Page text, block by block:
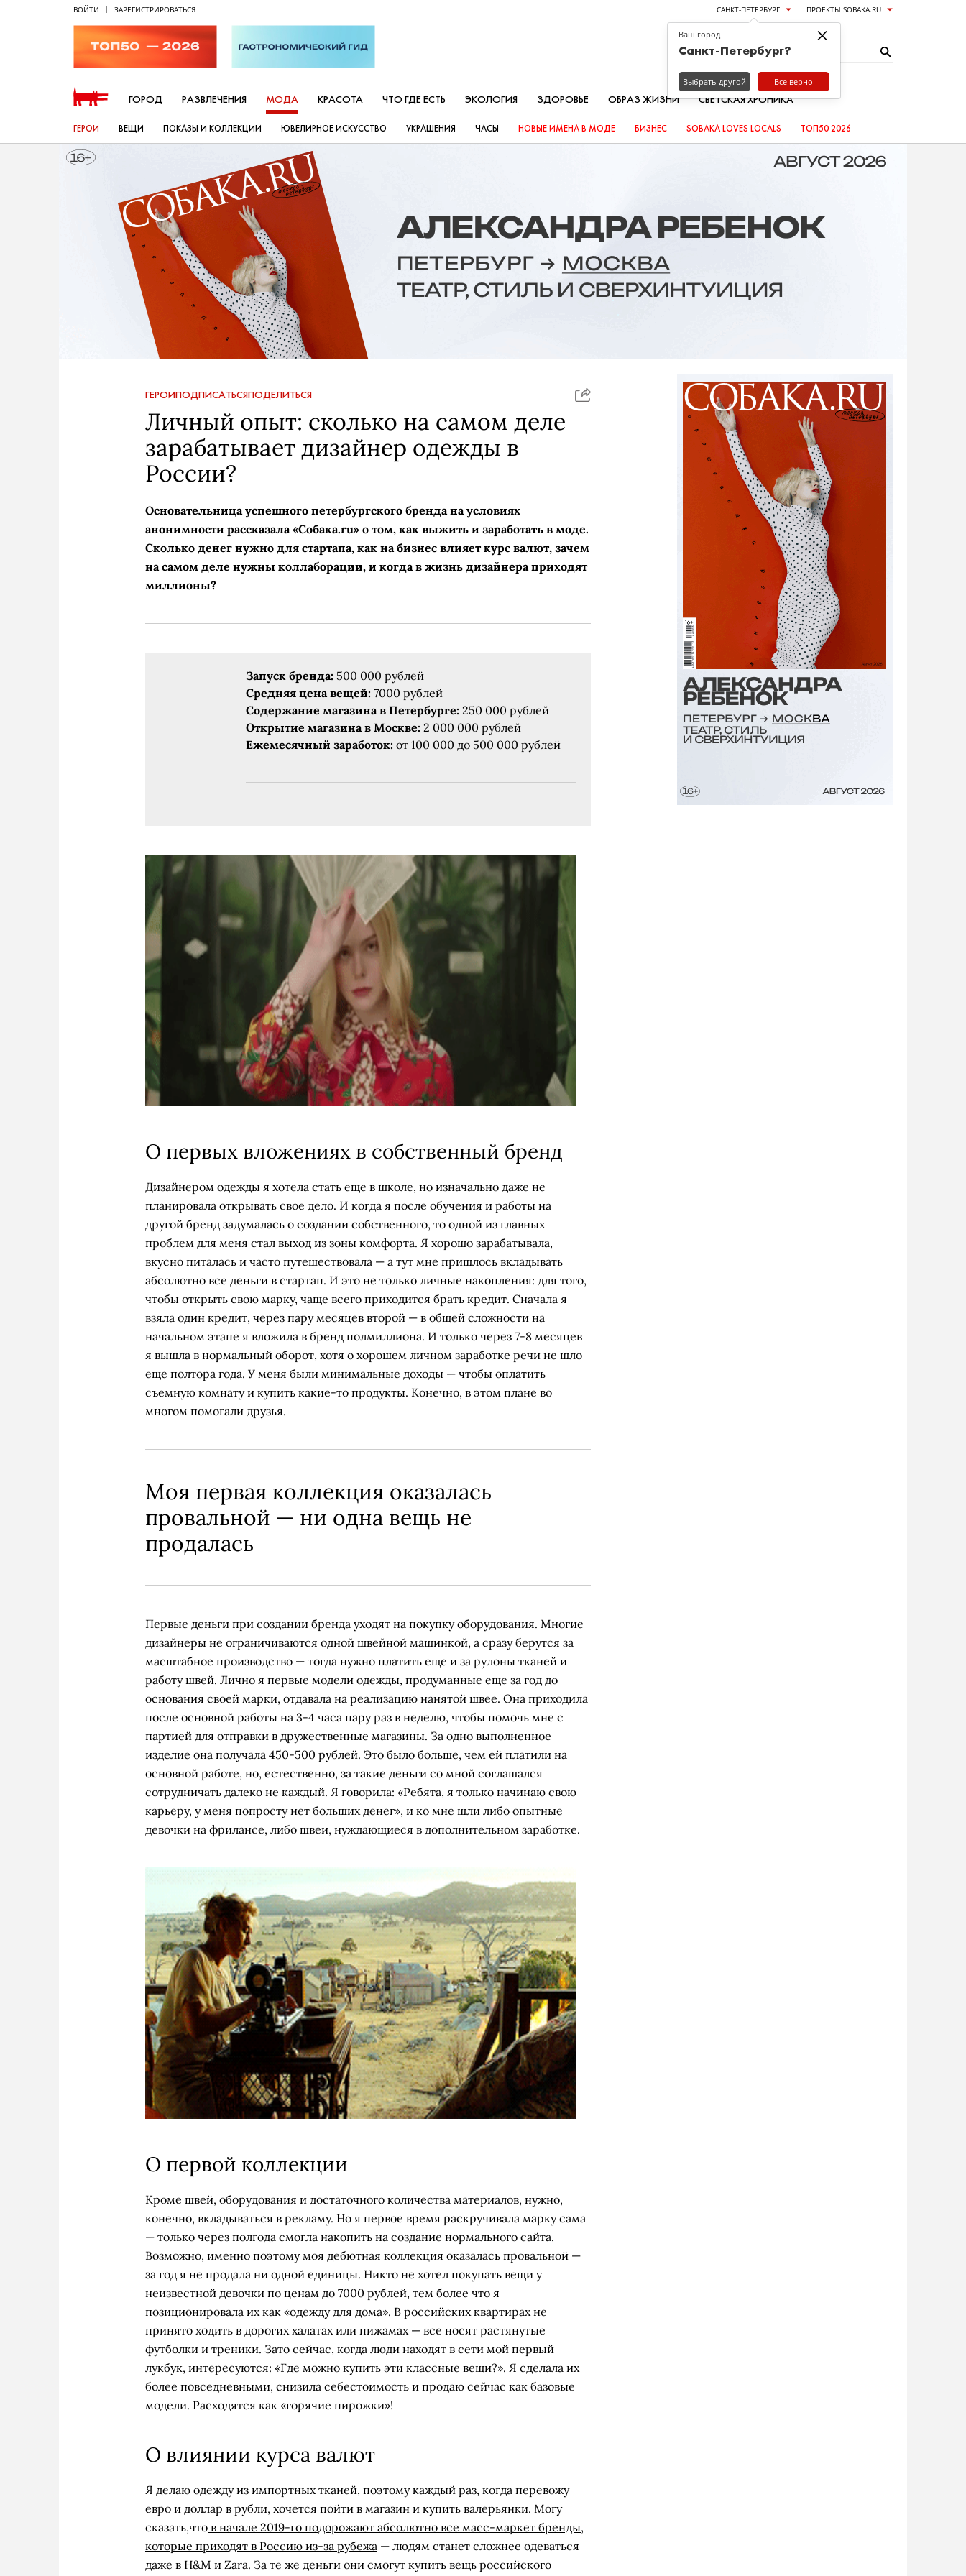
ВОЙТИ ЗАРЕГИСТРИРОВАТЬСЯ САНКТ-ПЕТЕРБУРГ ПРОЕКТЫ SOBAKA.RU
ГОРОД РАЗВЛЕЧЕНИЯ МОДА КРАСОТА ЧТО ГДЕ ЕСТЬ ЭКОЛОГИЯ ЗДОРОВЬЕ ОБРАЗ ЖИЗНИ СВЕТСКАЯ ХРОНИКА
ГЕРОИ ВЕЩИ ПОКАЗЫ И КОЛЛЕКЦИИ ЮВЕЛИРНОЕ ИСКУССТВО УКРАШЕНИЯ ЧАСЫ НОВЫЕ ИМЕНА В МОДЕ БИЗНЕС SOBAKA LOVES LOCALS ТОП50 2026
ГЕРОИПОДПИСАТЬСЯПОДЕЛИТЬСЯ
Личный опыт: сколько на самом деле
зарабатывает дизайнер одежды в
России?
Основательница успешного петербургского бренда на условиях
анонимности рассказала «Собака.ru» о том, как выжить и заработать в моде.
Сколько денег нужно для стартапа, как на бизнес влияет курс валют, зачем
на самом деле нужны коллаборации, и когда в жизнь дизайнера приходят
миллионы?
Запуск бренда: 500 000 рублей
Средняя цена вещей: 7000 рублей
Содержание магазина в Петербурге: 250 000 рублей
Открытие магазина в Москве: 2 000 000 рублей
Ежемесячный заработок: от 100 000 до 500 000 рублей
О первых вложениях в собственный бренд
Дизайнером одежды я хотела стать еще в школе, но изначально даже не
планировала открывать свое дело. И когда я после обучения и работы на
другой бренд задумалась о создании собственного, то одной из главных
проблем для меня стал выход из зоны комфорта. Я хорошо зарабатывала,
вкусно питалась и часто путешествовала — а тут мне пришлось вкладывать
абсолютно все деньги в стартап. И это не только личные накопления: для того,
чтобы открыть свою марку, чаще всего приходится брать кредит. Сначала я
взяла один кредит, через пару месяцев второй — в общей сложности на
начальном этапе я вложила в бренд полмиллиона. И только через 7-8 месяцев
я вышла в нормальный оборот, хотя о хорошем личном заработке речи не шло
еще полтора года. У меня были минимальные доходы — чтобы оплатить
съемную комнату и купить какие-то продукты. Конечно, в этом плане во
многом помогали друзья.
Моя первая коллекция оказалась
провальной — ни одна вещь не
продалась
Первые деньги при создании бренда уходят на покупку оборудования. Многие
дизайнеры не ограничиваются одной швейной машинкой, а сразу берутся за
масштабное производство — тогда нужно платить еще и за рулоны тканей и
работу швей. Лично я первые модели одежды, продуманные еще за год до
основания своей марки, отдавала на реализацию нанятой швее. Она приходила
после основной работы на 3-4 часа пару раз в неделю, чтобы помочь мне с
партией для отправки в дружественные магазины. За одно выполненное
изделие она получала 450-500 рублей. Это было больше, чем ей платили на
основной работе, но, естественно, за такие деньги со мной соглашался
сотрудничать далеко не каждый. Я говорила: «Ребята, я только начинаю свою
карьеру, у меня попросту нет больших денег», и ко мне шли либо опытные
девочки на фрилансе, либо швеи, нуждающиеся в дополнительном заработке.
О первой коллекции
Кроме швей, оборудования и достаточного количества материалов, нужно,
конечно, вкладываться в рекламу. Но я первое время раскручивала марку сама
— только через полгода смогла накопить на создание нормального сайта.
Возможно, именно поэтому моя дебютная коллекция оказалась провальной —
за год я не продала ни одной единицы. Никто не хотел покупать вещи у
неизвестной девочки по ценам до 7000 рублей, тем более что я
позиционировала их как «одежду для дома». В российских квартирах не
принято ходить в дорогих халатах или пижамах — все носят растянутые
футболки и треники. Зато сейчас, когда люди находят в сети мой первый
лукбук, интересуются: «Где можно купить эти классные вещи?». Я сделала их
более повседневными, снизила себестоимость и продаю сейчас как базовые
модели. Расходятся как «горячие пирожки»!
О влиянии курса валют
Я делаю одежду из импортных тканей, поэтому каждый раз, когда перевожу
евро и доллар в рубли, хочется пойти в магазин и купить валерьянки. Могу
сказать,что в начале 2019-го подорожают абсолютно все масс-маркет бренды,
которые приходят в Россию из-за рубежа — людям станет сложнее одеваться
даже в H&M и Zara. За те же деньги они смогут купить вещь российского
×
Ваш город
Санкт-Петербург?
Выбрать другой Все верно